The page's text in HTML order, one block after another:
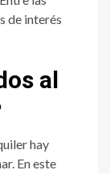
de interés
al
hay
En este